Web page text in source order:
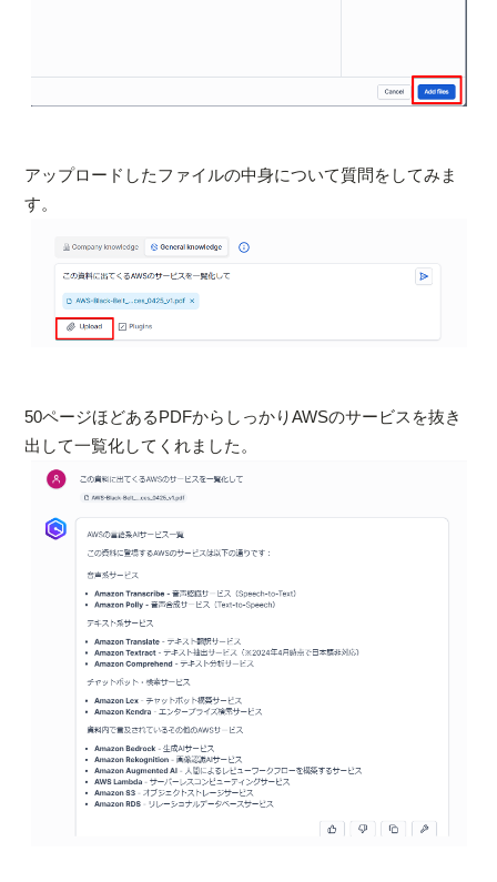
アップロードしたファイルの中身について質問をしてみま
す。
50ページほどあるPDFからしっかりAWSのサービスを抜き
出して一覧化してくれました。